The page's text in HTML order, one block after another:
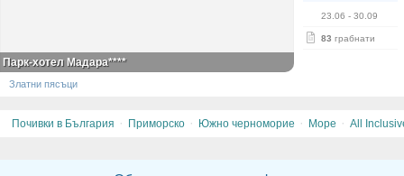
23.06 - 30.09
83 грабнати
Парк-хотел Мадара****
Златни пясъци
Почивки в България · Приморско · Южно черноморие · Море · All